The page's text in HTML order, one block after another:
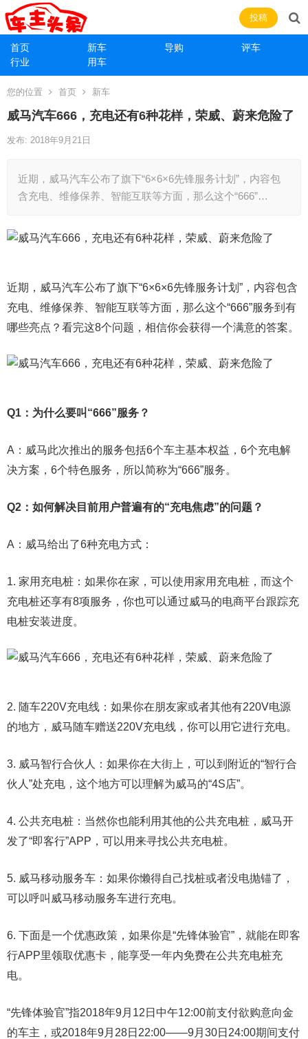
首页 新车 导购
评车
行业
用车
投稿
您的位置 首页 新车
威马汽车666，充电还有6种花样，荣威、蔚来危险了
发布: 2018年9月21日
近期，威马汽车公布了旗下“6×6×6先锋服务计划”，内容包
含充电、维修保养、智能互联等方面，那么这个“666”…
近期，威马汽车公布了旗下“6×6×6先锋服务计划”，内容包含
充电、维修保养、智能互联等方面，那么这个“666”服务到有
哪些亮点？看完这8个问题，相信你会获得一个满意的答案。
Q1：为什么要叫“666”服务？
A：威马此次推出的服务包括6个车主基本权益，6个充电解
决方案，6个特色服务，所以简称为“666”服务。
Q2：如何解决目前用户普遍有的“充电焦虑”的问题？
A：威马给出了6种充电方式：
1. 家用充电桩：如果你在家，可以使用家用充电桩，而这个
充电桩还享有8项服务，你也可以通过威马的电商平台跟踪充
电桩安装进度。
2. 随车220V充电线：如果你在朋友家或者其他有220V电源
的地方，威马随车赠送220V充电线，你可以用它进行充电。
3. 威马智行合伙人：如果你在大街上，可以到附近的“智行合
伙人”处充电，这个地方可以理解为威马的“4S店”。
4. 公共充电桩：当然你也能利用其他的公共充电桩，威马开
发了“即客行”APP，可以用来寻找公共充电桩。
5. 威马移动服务车：如果你懒得自己找桩或者没电抛锚了，
可以呼叫威马移动服务车进行充电。
6. 下面是一个优惠政策，如果你是“先锋体验官”，就能在即客
行APP里领取优惠卡，能享受一年内免费在公共充电桩充
电。
“先锋体验官”指2018年9月12日中午12:00前支付欲购意向金
的车主，或2018年9月28日22:00——9月30日24:00期间支付